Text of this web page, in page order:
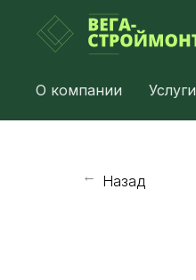
О компании Услуги
→ Назад